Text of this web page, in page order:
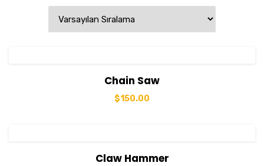
Chain Saw
$150.00
View DetailsClaw Hammer